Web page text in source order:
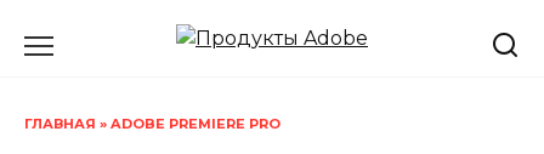
ГЛАВНАЯ » ADOBE PREMIERE PRO